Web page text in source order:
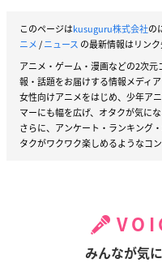
このページはkusuguru株式会社の
ニメ/ニュース の最新情報はリンク
アニメ・ゲーム・漫画などの2次
報・話題をお届けする情報メディア
女性向けアニメをはじめ、少年ア
マーにも幅を広げ、オタクが気に
さらに、アンケート・ランキング
タクがワクワク楽しめるようなコ
みんなが気